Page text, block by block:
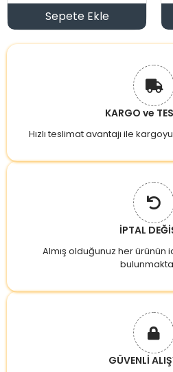
Sepete Ekle
KARGO ve
Hızlı teslimat avantajı ile
İPTAL
Almış olduğunuz her ürünün
GÜVENLİ